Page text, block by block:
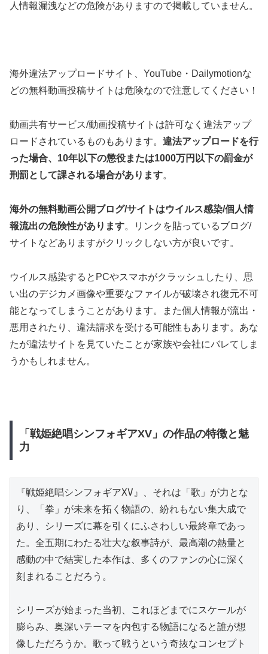
人情報漏洩などの危険がありますので掲載していません。
海外違法アップロードサイト、YouTube・Dailymotionな
どの無料動画投稿サイトは危険なので注意してください！
動画共有サービス/動画投稿サイトは許可なく違法アップ
ロードされているものもあります。 違法アップロードを行
った場合、10年以下の懲役または1000万円以下の罰金が
刑罰として課される場合があります。
海外の無料動画公開ブログ/サイトはウイルス感染/個人情
報流出の危険性があります。リンクを貼っているブログ/
サイトなどありますがクリックしない方が良いです。
ウイルス感染するとPCやスマホがクラッシュしたり、思
い出のデジカメ画像や重要なファイルが破壊され復元不可
能となってしまうことがあります。また個人情報が流出・
悪用されたり、違法請求を受ける可能性もあります。あな
たが違法サイトを見ていたことが家族や会社にバレてしま
うかもしれません。
「戦姫絶唱シンフォギアXV」の作品の特徴と魅
力
『戦姫絶唱シンフォギアXV』、それは「歌」が力とな
り、「拳」が未来を拓く物語の、紛れもない集大成で
あり、シリーズに幕を引くにふさわしい最終章であっ
た。全五期にわたる壮大な叙事詩が、最高潮の熱量と
感動の中で結実した本作は、多くのファンの心に深く
刻まれることだろう。
シリーズが始まった当初、これほどまでにスケールが
膨らみ、奥深いテーマを内包する物語になると誰が想
像しただろうか。歌って戦うという奇抜なコンセプト